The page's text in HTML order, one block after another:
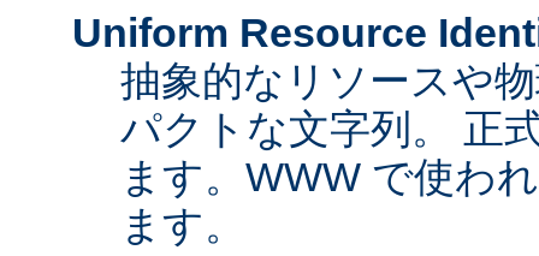
Uniform Resource
抽象的なリソースや
パクトな文字列。 正
ます。WWW で使わ
ます。